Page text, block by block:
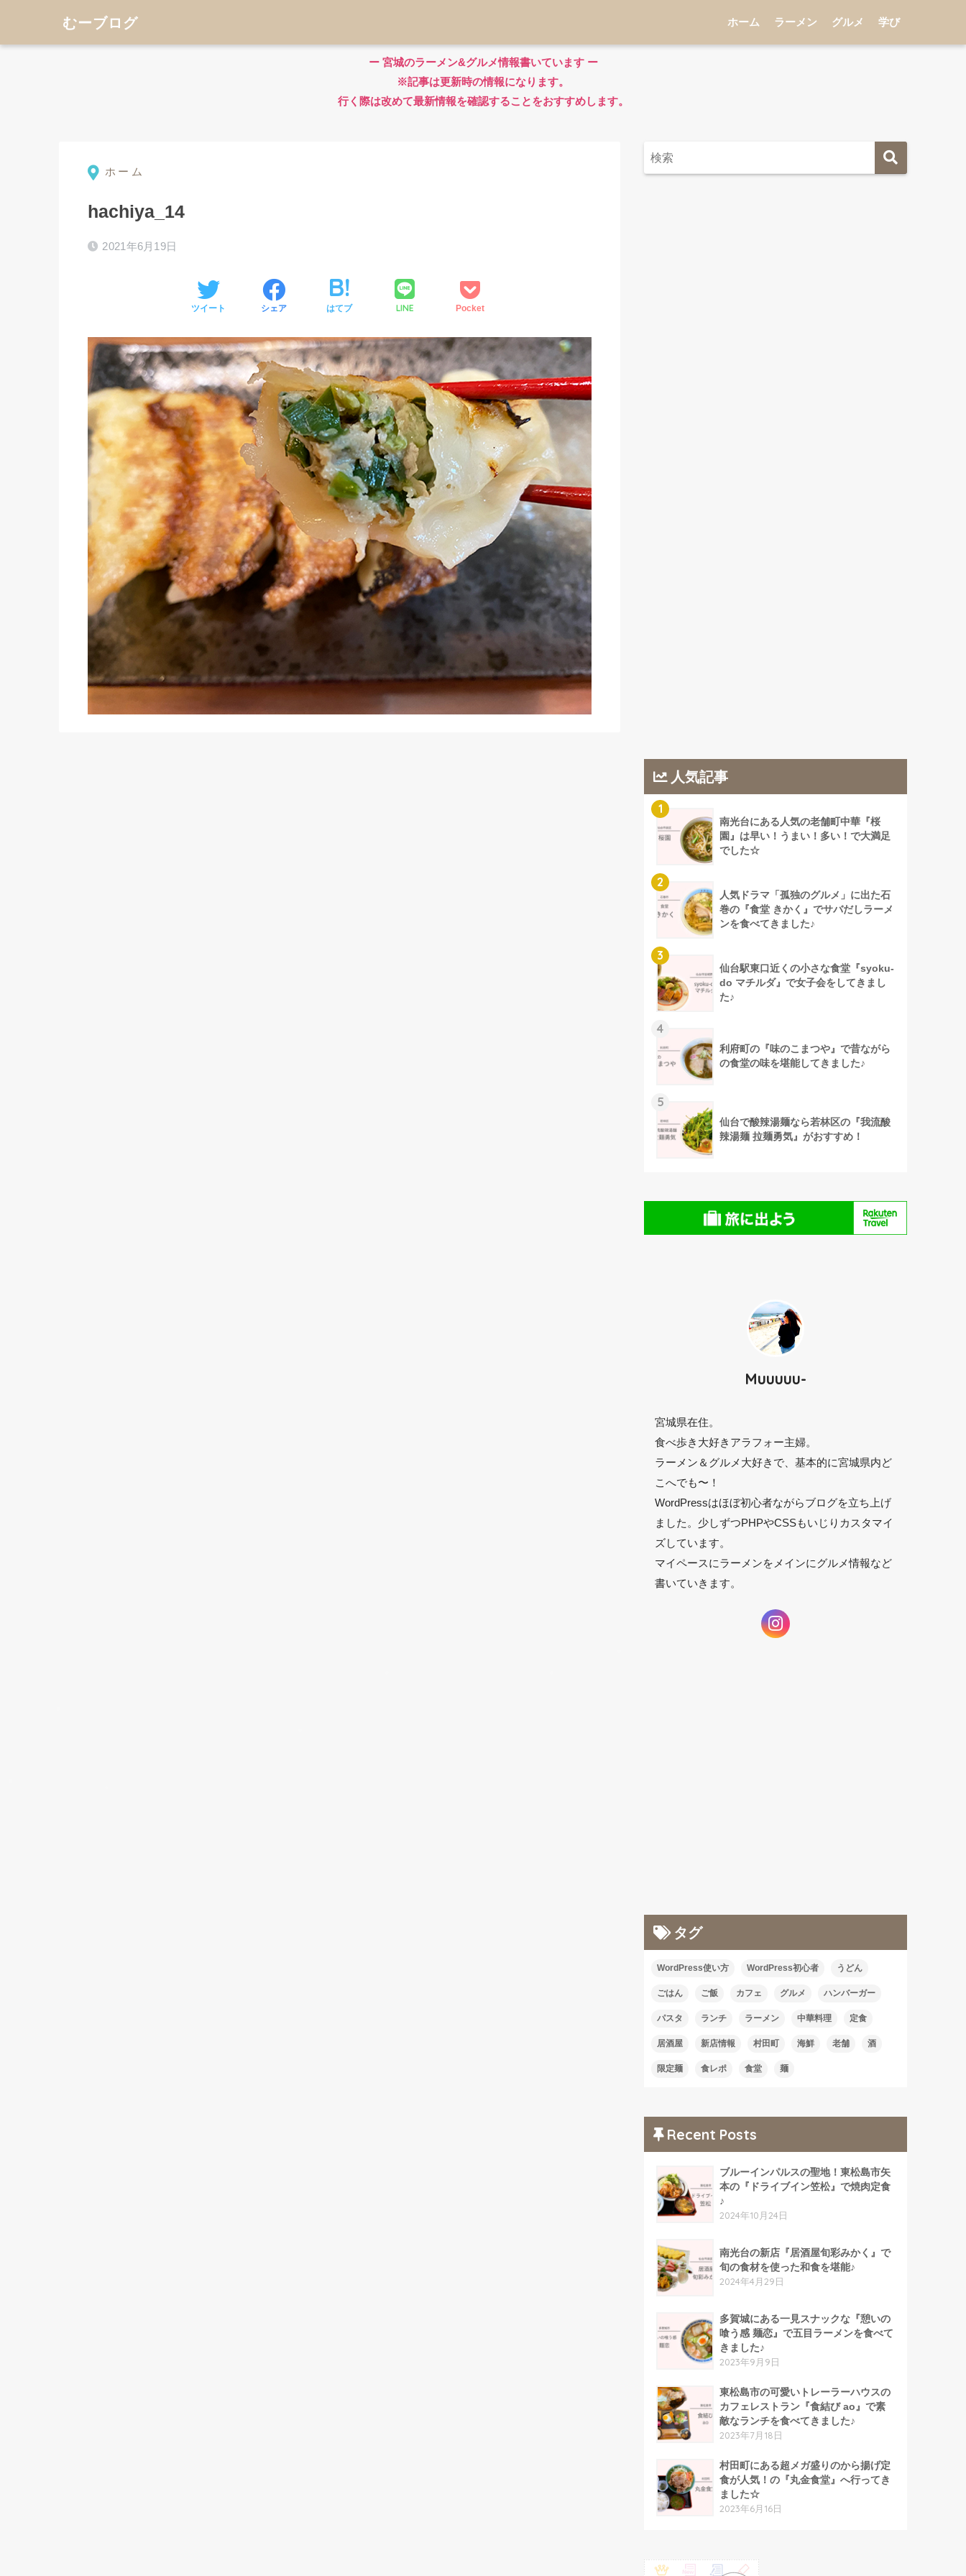
むーブログ ホーム ラーメン グルメ 学び
ー 宮城のラーメン&グルメ情報書いています ー
※記事は更新時の情報になります。
行く際は改めて最新情報を確認することをおすすめします。
ホーム
hachiya_14
2021年6月19日
ツイート シェア はてブ LINE Pocket
人気記事
1
南光台にある人気の老舗町中華『桜
園』は早い！うまい！多い！で大満足
でした☆
2
人気ドラマ「孤独のグルメ」に出た石
巻の『食堂 きかく』でサバだしラーメ
ンを食べてきました♪
3
仙台駅東口近くの小さな食堂『syoku-
do マチルダ』で女子会をしてきまし
た♪
4
利府町の『味のこまつや』で昔ながら
の食堂の味を堪能してきました♪
5
仙台で酸辣湯麺なら若林区の『我流酸
辣湯麺 拉麺勇気』がおすすめ！
Muuuuu-
宮城県在住。
食べ歩き大好きアラフォー主婦。
ラーメン＆グルメ大好きで、基本的に宮城県内ど
こへでも〜！
WordPressはほぼ初心者ながらブログを立ち上げ
ました。少しずつPHPやCSSもいじりカスタマイ
ズしています。
マイペースにラーメンをメインにグルメ情報など
書いていきます。
タグ
WordPress使い方 WordPress初心者 うどん
ごはん ご飯 カフェ グルメ ハンバーガー
パスタ ランチ ラーメン 中華料理 定食
居酒屋 新店情報 村田町 海鮮 老舗 酒
限定麺 食レポ 食堂 麺
Recent Posts
ブルーインパルスの聖地！東松島市矢
本の『ドライブイン笠松』で焼肉定食
♪
2024年10月24日
南光台の新店『居酒屋旬彩みかく』で
旬の食材を使った和食を堪能♪
2024年4月29日
多賀城にある一見スナックな『憩いの
喰う感 麺恋』で五目ラーメンを食べて
きました♪
2023年9月9日
東松島市の可愛いトレーラーハウスの
カフェレストラン『食結び ao』で素
敵なランチを食べてきました♪
2023年7月18日
村田町にある超メガ盛りのから揚げ定
食が人気！の『丸金食堂』へ行ってき
ました☆
2023年6月16日